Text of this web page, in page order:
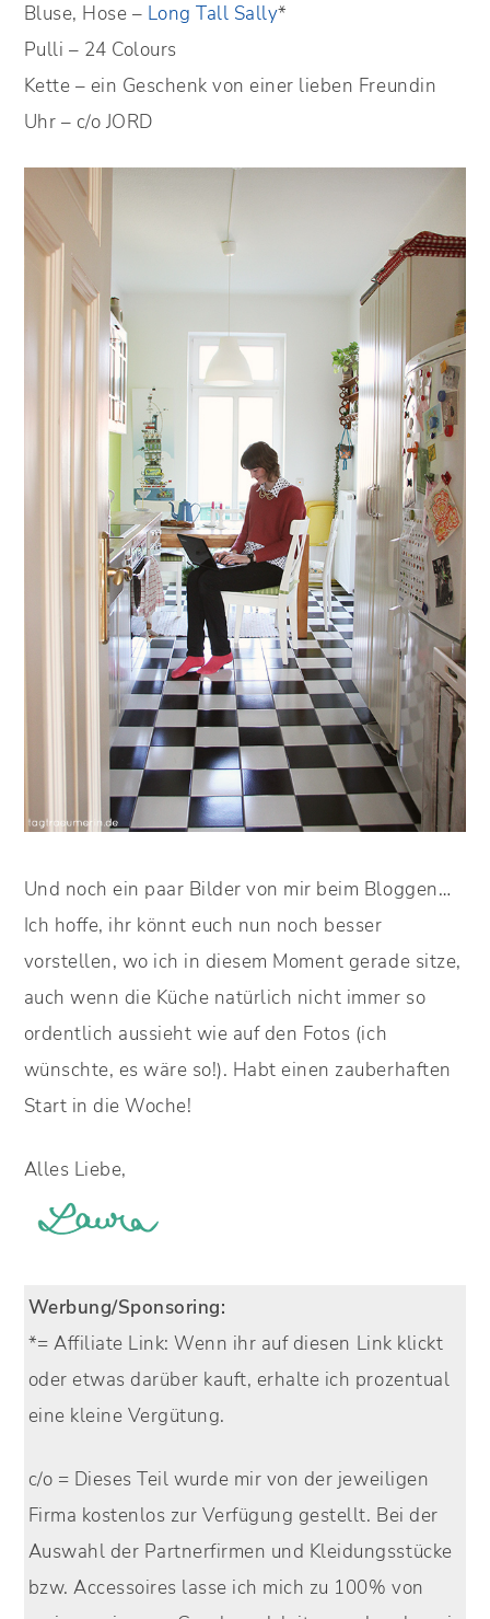
Bluse, Hose – Long Tall Sally*
Pulli – 24 Colours
Kette – ein Geschenk von einer lieben Freundin
Uhr – c/o JORD
Und noch ein paar Bilder von mir beim Bloggen…
Ich hoffe, ihr könnt euch nun noch besser
vorstellen, wo ich in diesem Moment gerade sitze,
auch wenn die Küche natürlich nicht immer so
ordentlich aussieht wie auf den Fotos (ich
wünschte, es wäre so!). Habt einen zauberhaften
Start in die Woche!
Alles Liebe,
Werbung/Sponsoring:
*= Affiliate Link:Wenn ihr auf diesen Link klickt
oder etwas darüber kauft, erhalte ich prozentual
eine kleine Vergütung.
c/o = Dieses Teil wurde mir von der jeweiligen
Firma kostenlos zur Verfügung gestellt. Bei der
Auswahl der Partnerfirmen und Kleidungsstücke
bzw. Accessoires lasse ich mich zu 100% von